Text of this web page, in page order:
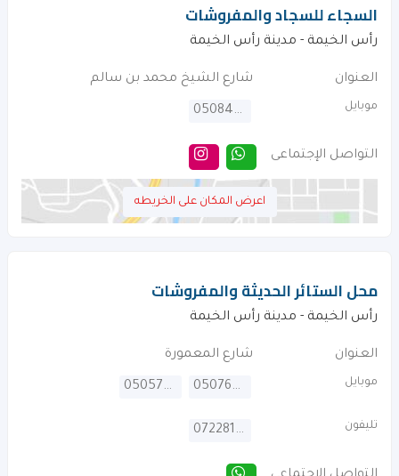
السجاء للسجاد والمفروشات
رأس الخيمة - مدينة رأس الخيمة
العنوان شارع الشيخ محمد بن سالم
موبايل 0508418812
التواصل الإجتماعى
اعرض المكان على الخريطه
محل الستائر الحديثة والمفروشات
رأس الخيمة - مدينة رأس الخيمة
العنوان شارع المعمورة
موبايل 0507665648
0505790783
تليفون 072281490